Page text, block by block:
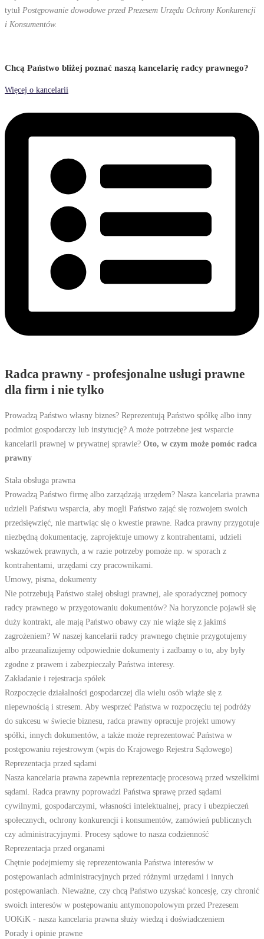
tytuł Postępowanie dowodowe przed Prezesem Urzędu Ochrony Konkurencji
i Konsumentów.
Chcą Państwo bliżej poznać naszą kancelarię radcy prawnego?
Więcej o kancelarii
Radca prawny - profesjonalne usługi prawne
dla firm i nie tylko
Prowadzą Państwo własny biznes? Reprezentują Państwo spółkę albo inny
podmiot gospodarczy lub instytucję? A może potrzebne jest wsparcie
kancelarii prawnej w prywatnej sprawie? Oto, w czym może pomóc radca
prawny
Stała obsługa prawna
Prowadzą Państwo firmę albo zarządzają urzędem? Nasza kancelaria prawna
udzieli Państwu wsparcia, aby mogli Państwo zająć się rozwojem swoich
przedsięwzięć, nie martwiąc się o kwestie prawne. Radca prawny przygotuje
niezbędną dokumentację, zaprojektuje umowy z kontrahentami, udzieli
wskazówek prawnych, a w razie potrzeby pomoże np. w sporach z
kontrahentami, urzędami czy pracownikami.
Umowy, pisma, dokumenty
Nie potrzebują Państwo stałej obsługi prawnej, ale sporadycznej pomocy
radcy prawnego w przygotowaniu dokumentów? Na horyzoncie pojawił się
duży kontrakt, ale mają Państwo obawy czy nie wiąże się z jakimś
zagrożeniem? W naszej kancelarii radcy prawnego chętnie przygotujemy
albo przeanalizujemy odpowiednie dokumenty i zadbamy o to, aby były
zgodne z prawem i zabezpieczały Państwa interesy.
Zakładanie i rejestracja spółek
Rozpoczęcie działalności gospodarczej dla wielu osób wiąże się z
niepewnością i stresem. Aby wesprzeć Państwa w rozpoczęciu tej podróży
do sukcesu w świecie biznesu, radca prawny opracuje projekt umowy
spółki, innych dokumentów, a także może reprezentować Państwa w
postępowaniu rejestrowym (wpis do Krajowego Rejestru Sądowego)
Reprezentacja przed sądami
Nasza kancelaria prawna zapewnia reprezentację procesową przed wszelkimi
sądami. Radca prawny poprowadzi Państwa sprawę przed sądami
cywilnymi, gospodarczymi, własności intelektualnej, pracy i ubezpieczeń
społecznych, ochrony konkurencji i konsumentów, zamówień publicznych
czy administracyjnymi. Procesy sądowe to nasza codzienność
Reprezentacja przed organami
Chętnie podejmiemy się reprezentowania Państwa interesów w
postępowaniach administracyjnych przed różnymi urzędami i innych
postępowaniach. Nieważne, czy chcą Państwo uzyskać koncesję, czy chronić
swoich interesów w postępowaniu antymonopolowym przed Prezesem
UOKiK - nasza kancelaria prawna służy wiedzą i doświadczeniem
Porady i opinie prawne